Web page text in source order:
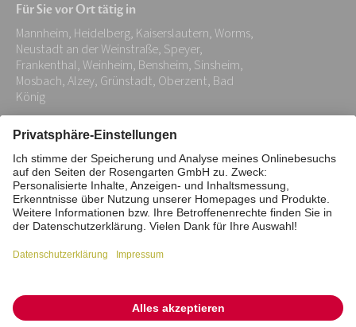
Adresse:
*
Für Sie vor Ort tätig in
Mannheim, Heidelberg, Kaiserslautern, Worms,
Neustadt an der Weinstraße, Speyer,
Frankenthal, Weinheim, Bensheim, Sinsheim,
Mosbach, Alzey, Grünstadt, Oberzent, Bad
König
Impressum Datenschutz
Stiftung
Interne Meldestelle
Zahlungsmittel
Barrierefreiheitserklärung
Vertrag widerrufen